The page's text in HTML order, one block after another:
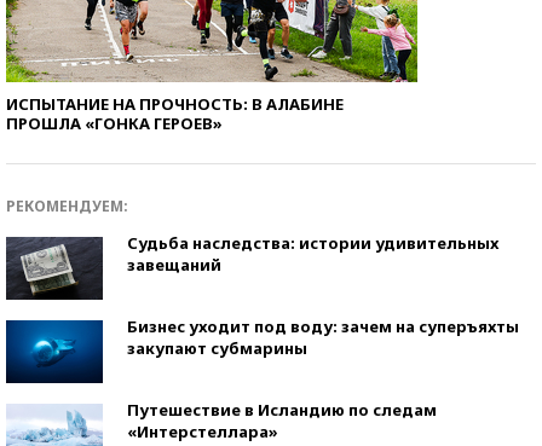
ИСПЫТАНИЕ НА ПРОЧНОСТЬ: В АЛАБИНЕ
ПРОШЛА «ГОНКА ГЕРОЕВ»
РЕКОМЕНДУЕМ:
Судьба наследства: истории удивительных
завещаний
Бизнес уходит под воду: зачем на суперъяхты
закупают субмарины
Путешествие в Исландию по следам
«Интерстеллара»